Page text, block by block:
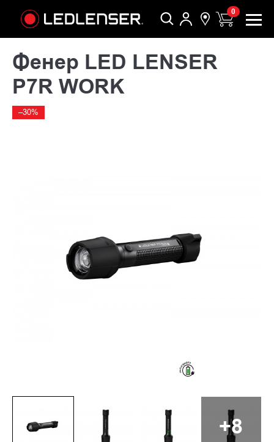
0
Фенер LED LENSER
P7R WORK
–30%
+8